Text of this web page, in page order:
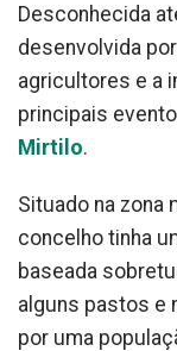
Desconhecida
desenvolvida
agricultores e a
principais
Mirtilo.
Situado na zona
concelho tinha
baseada
alguns pastos e
por uma